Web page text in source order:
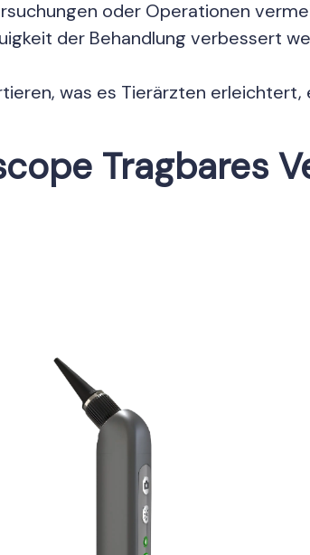
oder Operationen
der Behandlung verbessert
was es Tierärzten
Tragbares